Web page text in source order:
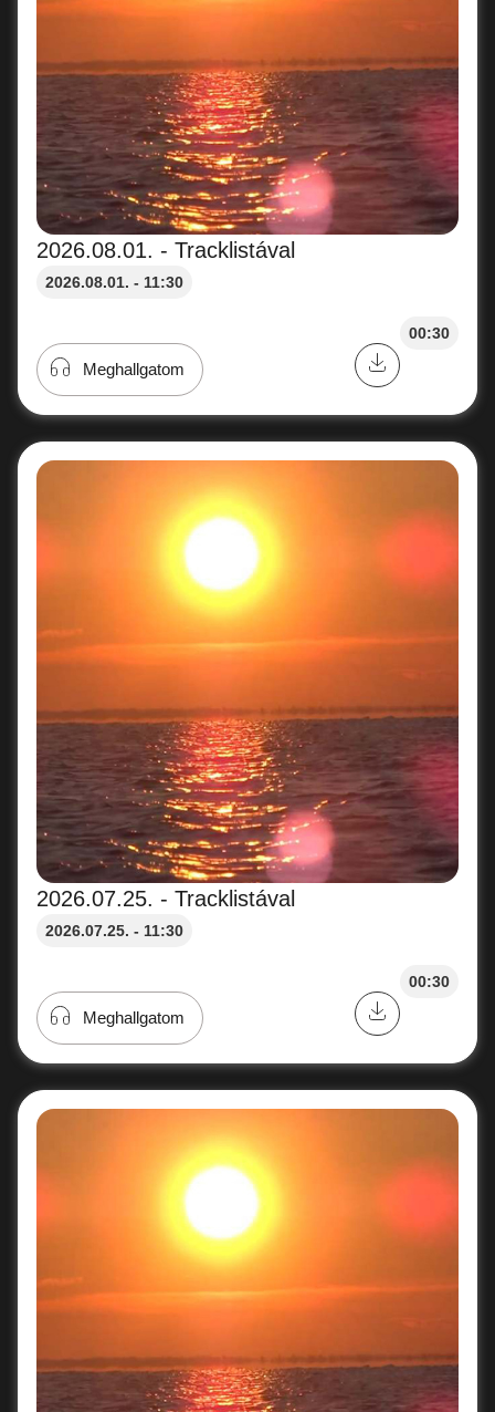
2026.08.01. - Tracklistával
2026.08.01. - 11:30
00:30
Meghallgatom
2026.07.25. - Tracklistával
2026.07.25. - 11:30
00:30
Meghallgatom